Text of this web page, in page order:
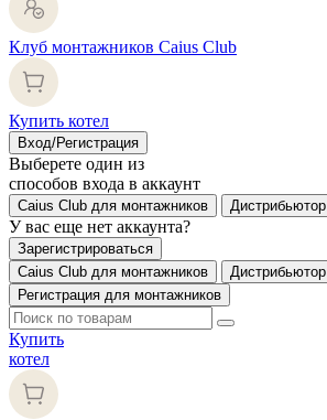
Клуб монтажников Caius Club
Купить котел
Вход/Регистрация
Выберете один из
способов входа в аккаунт
Caius Club для монтажников Дистрибьютор
У вас еще нет аккаунта?
Зарегистрироваться
Caius Club для монтажников
Дистрибьютор
Регистрация для монтажников
Купить
котел